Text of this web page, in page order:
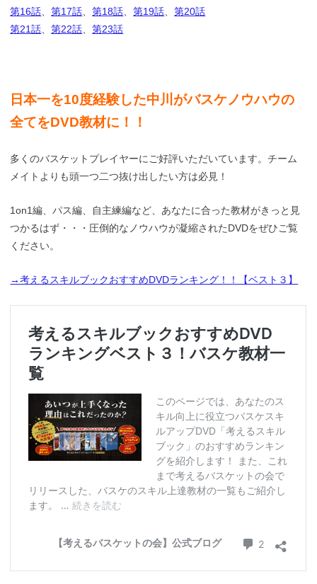
第16話 、第17話 、第18話 、第19話 、第20話
第21話 、第22話 、第23話
日本一を10度経験した中川がバスケノウハウの
全てをDVD教材に！！
多くのバスケットプレイヤーにご好評いただいています。チーム
メイトよりも頭一つ二つ抜け出したい方は必見！
1on1編、パス編、自主練編など、あなたに合った教材がきっと見
つかるはず・・・圧倒的なノウハウが凝縮されたDVDをぜひご覧
ください。
→考えるスキルブックおすすめDVDランキング！！【ベスト３】